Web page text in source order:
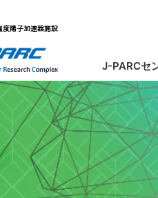
J-PARCセ